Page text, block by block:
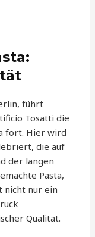
führt
Tosatti die
fort. Hier wird
die auf
der langen
Pasta,
nicht nur ein
Qualität.